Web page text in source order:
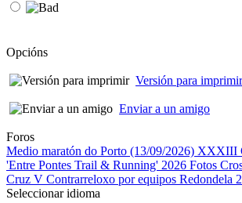
Opcións
Versión para imprimir
Enviar a un amigo
Foros
Medio maratón do Porto (13/09/2026) XXXIII
'Entre Pontes Trail & Running' 2026 Fotos
Cruz V Contrarreloxo por equipos Redondela
Seleccionar idioma